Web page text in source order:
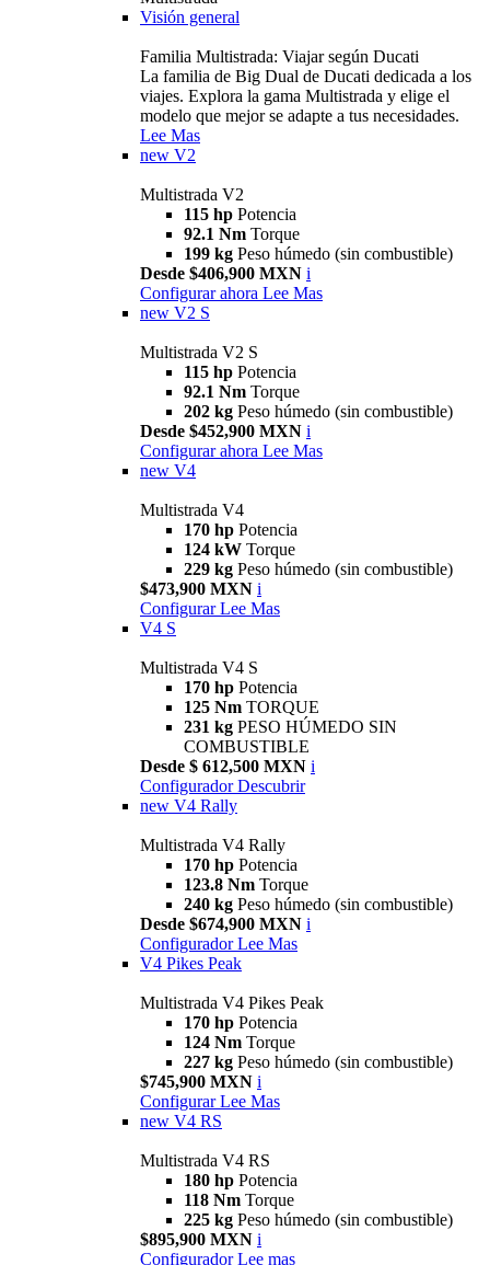
Visión general
Familia Multistrada: Viajar según Ducati
La familia de Big Dual de Ducati dedicada a los
viajes. Explora la gama Multistrada y elige el
modelo que mejor se adapte a tus necesidades.
Lee Mas
new V2
Multistrada V2
115 hp Potencia
92.1 Nm Torque
199 kg Peso húmedo (sin combustible)
Desde $406,900 MXN i
Configurar ahora Lee Mas
new V2 S
Multistrada V2 S
115 hp Potencia
92.1 Nm Torque
202 kg Peso húmedo (sin combustible)
Desde $452,900 MXN i
Configurar ahora Lee Mas
new V4
Multistrada V4
170 hp Potencia
124 kW Torque
229 kg Peso húmedo (sin combustible)
$473,900 MXN i
Configurar Lee Mas
V4 S
Multistrada V4 S
170 hp Potencia
125 Nm TORQUE
231 kg PESO HÚMEDO SIN
COMBUSTIBLE
Desde $ 612,500 MXN i
Configurador Descubrir
new V4 Rally
Multistrada V4 Rally
170 hp Potencia
123.8 Nm Torque
240 kg Peso húmedo (sin combustible)
Desde $674,900 MXN i
Configurador Lee Mas
V4 Pikes Peak
Multistrada V4 Pikes Peak
170 hp Potencia
124 Nm Torque
227 kg Peso húmedo (sin combustible)
$745,900 MXN i
Configurar Lee Mas
new V4 RS
Multistrada V4 RS
180 hp Potencia
118 Nm Torque
225 kg Peso húmedo (sin combustible)
$895,900 MXN i
Configurador Lee mas